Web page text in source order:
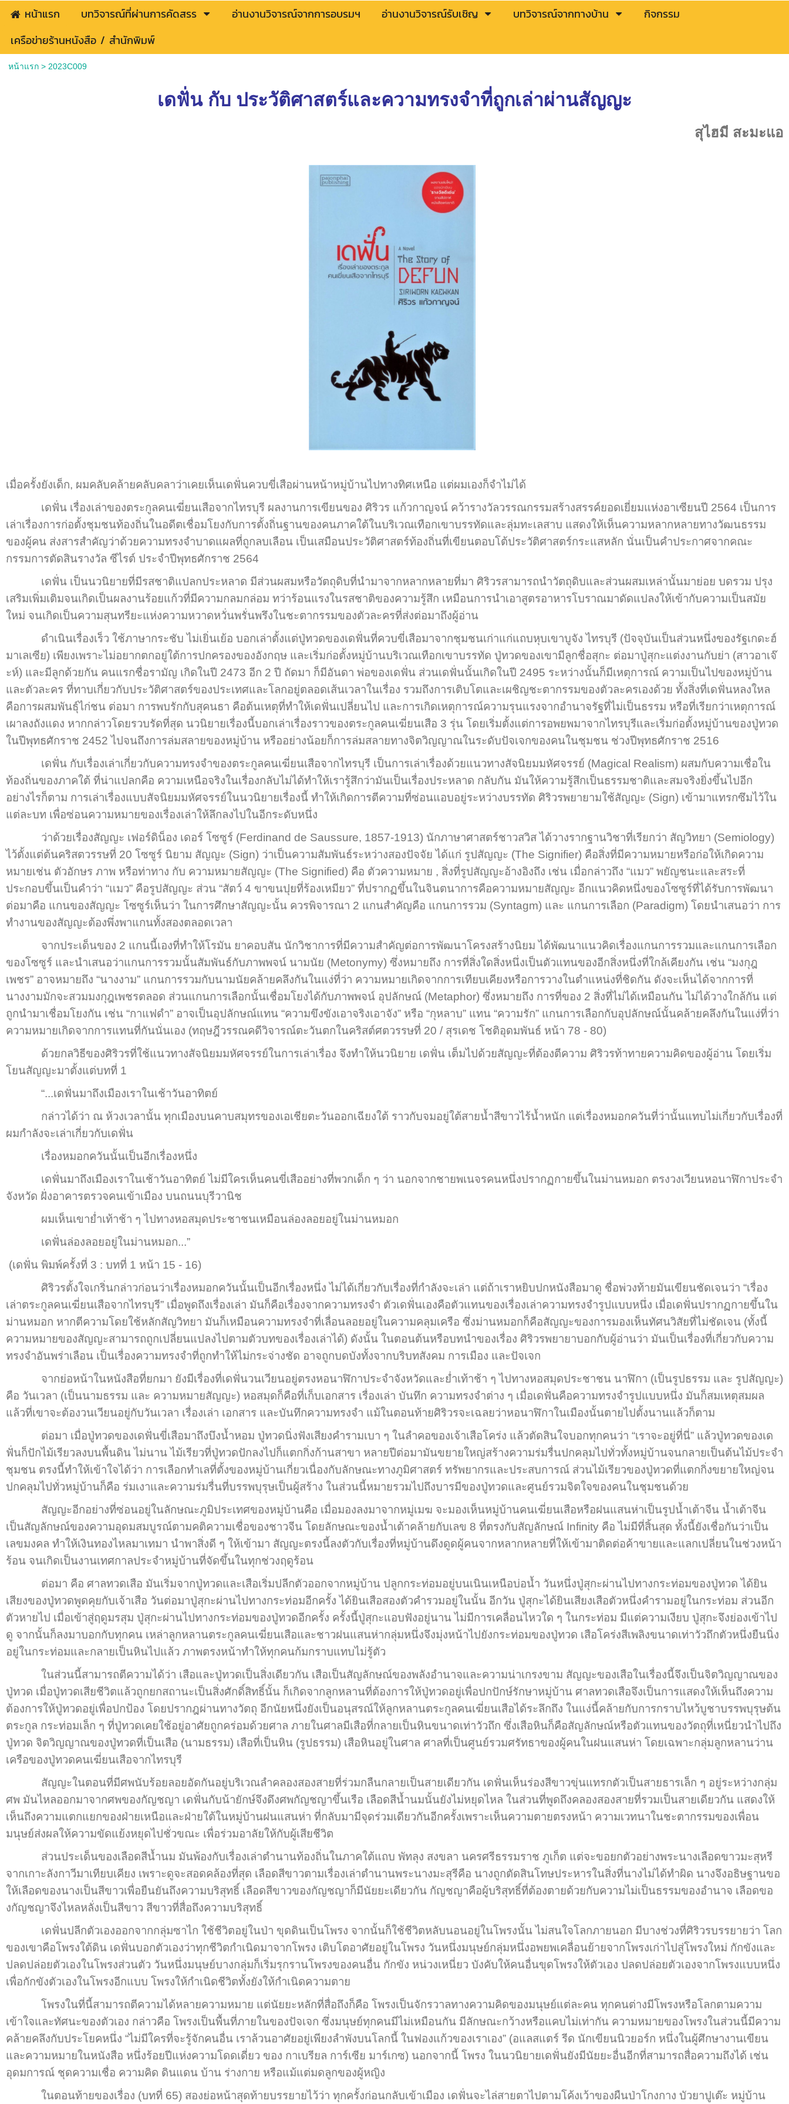
หน้าแรก บทวิจารณ์ที่ผ่านการคัดสรร อ่านงานวิจารณ์จากการอบรมฯ อ่านงานวิจารณ์รับเชิญ บทวิจารณ์จากทางบ้าน
กิจกรรม
เครือข่ายร้านหนังสือ / สำนักพิมพ์
หน้าแรก> 2023C009
เดฟั่น กับ ประวัติศาสตร์และความทรงจำที่ถูกเล่าผ่านสัญญะ
สุไฮมี สะมะแอ
เมื่อครั้งยังเด็ก, ผมคลับคล้ายคลับคลาว่าเคยเห็นเดฟั่นควบขี่เสือผ่านหน้าหมู่บ้านไปทางทิศเหนือ แต่ผมเองก็จำไม่ได้
เดฟั่น เรื่องเล่าของตระกูลคนเฆี่ยนเสือจากไทรบุรี ผลงานการเขียนของ ศิริวร แก้วกาญจน์ คว้ารางวัลวรรณกรรมสร้างสรรค์ยอดเยี่ยมแห่งอาเซียนปี 2564 เป็นการ
เล่าเรื่องการก่อตั้งชุมชนท้องถิ่นในอดีตเชื่อมโยงกับการตั้งถิ่นฐานของคนภาคใต้ในบริเวณเทือกเขาบรรทัดและลุ่มทะเลสาบ แสดงให้เห็นความหลากหลายทางวัฒนธรรม
ของผู้คน ส่งสารสำคัญว่าด้วยความทรงจำบาดแผลที่ถูกลบเลือน เป็นเสมือนประวัติศาสตร์ท้องถิ่นที่เขียนตอบโต้ประวัติศาสตร์กระแสหลัก นั่นเป็นคำประกาศจากคณะ
กรรมการตัดสินรางวัล ซีไรต์ ประจำปีพุทธศักราช 2564
เดฟั่น เป็นนวนิยายที่มีรสชาติแปลกประหลาด มีส่วนผสมหรือวัตถุดิบที่นำมาจากหลากหลายที่มา ศิริวรสามารถนำวัตถุดิบและส่วนผสมเหล่านั้นมาย่อย บดรวม ปรุง
เสริมเพิ่มเติมจนเกิดเป็นผลงานร้อยแก้วที่มีความกลมกล่อม ทว่าร้อนแรงในรสชาติของความรู้สึก เหมือนการนำเอาสูตรอาหารโบราณมาดัดแปลงให้เข้ากับความเป็นสมัย
ใหม่ จนเกิดเป็นความสุนทรียะแห่งความหวาดหวั่นพรั่นพรึงในชะตากรรมของตัวละครที่ส่งต่อมาถึงผู้อ่าน
ดำเนินเรื่องเร็ว ใช้ภาษากระชับ ไม่เยิ่นเย้อ บอกเล่าตั้งแต่ปู่ทวดของเดฟั่นที่ควบขี่เสือมาจากชุมชนเก่าแก่แถบหุบเขาบูจัง ไทรบุรี (ปัจจุบันเป็นส่วนหนึ่งของรัฐเกดะฮ์
มาเลเซีย) เพียงเพราะไม่อยากตกอยู่ใต้การปกครองของอังกฤษ และเริ่มก่อตั้งหมู่บ้านบริเวณเทือกเขาบรรทัด ปู่ทวดของเขามีลูกชื่อสุกะ ต่อมาปู่สุกะแต่งงานกับย่า (สาวอาเจ๊
ะห์) และมีลูกด้วยกัน คนแรกชื่อรามัญ เกิดในปี 2473 อีก 2 ปี ถัดมา ก็มีอันดา พ่อของเดฟั่น ส่วนเดฟั่นนั้นเกิดในปี 2495 ระหว่างนั้นก็มีเหตุการณ์ ความเป็นไปของหมู่บ้าน
และตัวละคร ที่ทาบเกี่ยวกับประวัติศาสตร์ของประเทศและโลกอยู่ตลอดเส้นเวลาในเรื่อง รวมถึงการเติบโตและเผชิญชะตากรรมของตัวละครเองด้วย ทั้งสิ่งที่เดฟั่นหลงใหล
คือการผสมพันธุ์ไก่ชน ต่อมา การพบรักกับสุคนธา คือต้นเหตุที่ทำให้เดฟั่นเปลี่ยนไป และการเกิดเหตุการณ์ความรุนแรงจากอำนาจรัฐที่ไม่เป็นธรรม หรือที่เรียกว่าเหตุการณ์
เผาลงถังแดง หากกล่าวโดยรวบรัดที่สุด นวนิยายเรื่องนี้บอกเล่าเรื่องราวของตระกูลคนเฆี่ยนเสือ 3 รุ่น โดยเริ่มตั้งแต่การอพยพมาจากไทรบุรีและเริ่มก่อตั้งหมู่บ้านของปู่ทวด
ในปีพุทธศักราช 2452 ไปจนถึงการล่มสลายของหมู่บ้าน หรืออย่างน้อยก็การล่มสลายทางจิตวิญญาณในระดับปัจเจกของคนในชุมชน ช่วงปีพุทธศักราช 2516
เดฟั่น กับเรื่องเล่าเกี่ยวกับความทรงจำของตระกูลคนเฆี่ยนเสือจากไทรบุรี เป็นการเล่าเรื่องด้วยแนวทางสัจนิยมมหัศจรรย์ (Magical Realism) ผสมกับความเชื่อใน
ท้องถิ่นของภาคใต้ ที่น่าแปลกคือ ความเหนือจริงในเรื่องกลับไม่ได้ทำให้เรารู้สึกว่ามันเป็นเรื่องประหลาด กลับกัน มันให้ความรู้สึกเป็นธรรมชาติและสมจริงยิ่งขึ้นไปอีก
อย่างไรก็ตาม การเล่าเรื่องแบบสัจนิยมมหัศจรรย์ในนวนิยายเรื่องนี้ ทำให้เกิดการตีความที่ซ่อนแอบอยู่ระหว่างบรรทัด ศิริวรพยายามใช้สัญญะ (Sign) เข้ามาแทรกซึมไว้ใน
แต่ละบท เพื่อซ่อนความหมายของเรื่องเล่าให้ลึกลงไปในอีกระดับหนึ่ง
ว่าด้วยเรื่องสัญญะ เฟอร์ดิน็อง เดอร์ โซซูร์ (Ferdinand de Saussure, 1857-1913) นักภาษาศาสตร์ชาวสวิส ได้วางรากฐานวิชาที่เรียกว่า สัญวิทยา (Semiology)
ไว้ตั้งแต่ต้นคริสตวรรษที่ 20 โซซูร์ นิยาม สัญญะ (Sign) ว่าเป็นความสัมพันธ์ระหว่างสองปัจจัย ได้แก่ รูปสัญญะ (The Signifier) คือสิ่งที่มีความหมายหรือก่อให้เกิดความ
หมายเช่น ตัวอักษร ภาพ หรือท่าทาง กับ ความหมายสัญญะ (The Signified) คือ ตัวความหมาย , สิ่งที่รูปสัญญะอ้างอิงถึง เช่น เมื่อกล่าวถึง “แมว” พยัญชนะและสระที่
ประกอบขึ้นเป็นคำว่า “แมว” คือรูปสัญญะ ส่วน “สัตว์ 4 ขาขนปุยที่ร้องเหมียว” ที่ปรากฏขึ้นในจินตนาการคือความหมายสัญญะ อีกแนวคิดหนึ่งของโซซูร์ที่ได้รับการพัฒนา
ต่อมาคือ แกนของสัญญะ โซซูร์เห็นว่า ในการศึกษาสัญญะนั้น ควรพิจารณา 2 แกนสำคัญคือ แกนการรวม (Syntagm) และ แกนการเลือก (Paradigm) โดยนำเสนอว่า การ
ทำงานของสัญญะต้องพึ่งพาแกนทั้งสองตลอดเวลา
จากประเด็นของ 2 แกนนี้เองที่ทำให้โรมัน ยาคอบสัน นักวิชาการที่มีความสำคัญต่อการพัฒนาโครงสร้างนิยม ได้พัฒนาแนวคิดเรื่องแกนการรวมและแกนการเลือก
ของโซซูร์ และนำเสนอว่าแกนการรวมนั้นสัมพันธ์กับภาพพจน์ นามนัย (Metonymy) ซึ่งหมายถึง การที่สิ่งใดสิ่งหนึ่งเป็นตัวแทนของอีกสิ่งหนึ่งที่ใกล้เคียงกัน เช่น “มงกุฎ
เพชร” อาจหมายถึง “นางงาม” แกนการรวมกับนามนัยคล้ายคลึงกันในแง่ที่ว่า ความหมายเกิดจากการเทียบเคียงหรือการวางในตำแหน่งที่ชิดกัน ดังจะเห็นได้จากการที่
นางงามมักจะสวมมงกุฎเพชรตลอด ส่วนแกนการเลือกนั้นเชื่อมโยงได้กับภาพพจน์ อุปลักษณ์ (Metaphor) ซึ่งหมายถึง การที่ของ 2 สิ่งที่ไม่ได้เหมือนกัน ไม่ได้วางใกล้กัน แต่
ถูกนำมาเชื่อมโยงกัน เช่น “กาแฟดำ” อาจเป็นอุปลักษณ์แทน “ความขึงขังเอาจริงเอาจัง” หรือ “กุหลาบ” แทน “ความรัก” แกนการเลือกกับอุปลักษณ์นั้นคล้ายคลึงกันในแง่ที่ว่า
ความหมายเกิดจากการแทนที่กันนั่นเอง (ทฤษฎีวรรณคดีวิจารณ์ตะวันตกในคริสต์ศตวรรษที่ 20 / สุรเดช โชติอุดมพันธ์ หน้า 78 - 80)
ด้วยกลวิธีของศิริวรที่ใช้แนวทางสัจนิยมมหัศจรรย์ในการเล่าเรื่อง จึงทำให้นวนิยาย เดฟั่น เต็มไปด้วยสัญญะที่ต้องตีความ ศิริวรท้าทายความคิดของผู้อ่าน โดยเริ่ม
โยนสัญญะมาตั้งแต่บทที่ 1
“...เดฟั่นมาถึงเมืองเราในเช้าวันอาทิตย์
กล่าวได้ว่า ณ ห้วงเวลานั้น ทุกเมืองบนคาบสมุทรของเอเชียตะวันออกเฉียงใต้ ราวกับจมอยู่ใต้สายน้ำสีขาวไร้น้ำหนัก แต่เรื่องหมอกควันที่ว่านั้นแทบไม่เกี่ยวกับเรื่องที่
ผมกำลังจะเล่าเกี่ยวกับเดฟั่น
เรื่องหมอกควันนั้นเป็นอีกเรื่องหนึ่ง
เดฟั่นมาถึงเมืองเราในเช้าวันอาทิตย์ ไม่มีใครเห็นคนขี่เสืออย่างที่พวกเด็ก ๆ ว่า นอกจากชายพเนจรคนหนึ่งปรากฏกายขึ้นในม่านหมอก ตรงวงเวียนหอนาฬิกาประจำ
จังหวัด ฝั่งอาคารตรวจคนเข้าเมือง บนถนนบุรีวานิช
ผมเห็นเขาย่ำเท้าช้า ๆ ไปทางหอสมุดประชาชนเหมือนล่องลอยอยู่ในม่านหมอก
เดฟั่นล่องลอยอยู่ในม่านหมอก...”
(เดฟั่น พิมพ์ครั้งที่ 3 : บทที่ 1 หน้า 15 - 16)
ศิริวรตั้งใจเกริ่นกล่าวก่อนว่าเรื่องหมอกควันนั้นเป็นอีกเรื่องหนึ่ง ไม่ได้เกี่ยวกับเรื่องที่กำลังจะเล่า แต่ถ้าเราหยิบปกหนังสือมาดู ชื่อพ่วงท้ายมันเขียนชัดเจนว่า “เรื่อง
เล่าตระกูลคนเฆี่ยนเสือจากไทรบุรี” เมื่อพูดถึงเรื่องเล่า มันก็คือเรื่องจากความทรงจำ ตัวเดฟั่นเองคือตัวแทนของเรื่องเล่าความทรงจำรูปแบบหนึ่ง เมื่อเดฟั่นปรากฏกายขึ้นใน
ม่านหมอก หากตีความโดยใช้หลักสัญวิทยา มันก็เหมือนความทรงจำที่เลื่อนลอยอยู่ในความคลุมเครือ ซึ่งม่านหมอกก็คือสัญญะของการมองเห็นทัศนวิสัยที่ไม่ชัดเจน (ทั้งนี้
ความหมายของสัญญะสามารถถูกเปลี่ยนแปลงไปตามตัวบทของเรื่องเล่าได้) ดังนั้น ในตอนต้นหรือบทนำของเรื่อง ศิริวรพยายาบอกกับผู้อ่านว่า มันเป็นเรื่องที่เกี่ยวกับความ
ทรงจำอันพร่าเลือน เป็นเรื่องความทรงจำที่ถูกทำให้ไม่กระจ่างชัด อาจถูกบดบังทั้งจากบริบทสังคม การเมือง และปัจเจก
จากย่อหน้าในหนังสือที่ยกมา ยังมีเรื่องที่เดฟั่นวนเวียนอยู่ตรงหอนาฬิกาประจำจังหวัดและย่ำเท้าช้า ๆ ไปทางหอสมุดประชาชน นาฬิกา (เป็นรูปธรรม และ รูปสัญญะ)
คือ วันเวลา (เป็นนามธรรม และ ความหมายสัญญะ) หอสมุดก็คือที่เก็บเอกสาร เรื่องเล่า บันทึก ความทรงจำต่าง ๆ เมื่อเดฟั่นคือความทรงจำรูปแบบหนึ่ง มันก็สมเหตุสมผล
แล้วที่เขาจะต้องวนเวียนอยู่กับวันเวลา เรื่องเล่า เอกสาร และบันทึกความทรงจำ แม้ในตอนท้ายศิริวรจะเฉลยว่าหอนาฬิกาในเมืองนั้นตายไปตั้งนานแล้วก็ตาม
ต่อมา เมื่อปู่ทวดของเดฟั่นขี่เสือมาถึงบึงน้ำหอม ปู่ทวดนิ่งฟังเสียงคำรามเบา ๆ ในลำคอของเจ้าเสือโคร่ง แล้วตัดสินใจบอกทุกคนว่า “เราจะอยู่ที่นี่” แล้วปู่ทวดของเด
ฟั่นก็ปักไม้เรียวลงบนพื้นดิน ไม่นาน ไม้เรียวที่ปู่ทวดปักลงไปก็แตกกิ่งก้านสาขา หลายปีต่อมามันขยายใหญ่สร้างความร่มรื่นปกคลุมไปทั่วทั้งหมู่บ้านจนกลายเป็นต้นไม้ประจำ
ชุมชน ตรงนี้ทำให้เข้าใจได้ว่า การเลือกทำเลที่ตั้งของหมู่บ้านเกี่ยวเนื่องกับลักษณะทางภูมิศาสตร์ ทรัพยากรและประสบการณ์ ส่วนไม้เรียวของปู่ทวดที่แตกกิ่งขยายใหญ่จน
ปกคลุมไปทั่วหมู่บ้านก็คือ ร่มเงาและความร่มรื่นที่บรรพบุรุษเป็นผู้สร้าง ในส่วนนี้หมายรวมไปถึงบารมีของปู่ทวดและศูนย์รวมจิตใจของคนในชุมชนด้วย
สัญญะอีกอย่างที่ซ่อนอยู่ในลักษณะภูมิประเทศของหมู่บ้านคือ เมื่อมองลงมาจากหมู่เมฆ จะมองเห็นหมู่บ้านคนเฆี่ยนเสือหรือฝนแสนห่าเป็นรูปน้ำเต้าจีน น้ำเต้าจีน
เป็นสัญลักษณ์ของความอุดมสมบูรณ์ตามคติความเชื่อของชาวจีน โดยลักษณะของน้ำเต้าคล้ายกับเลข 8 ที่ตรงกับสัญลักษณ์ Infinity คือ ไม่มีที่สิ้นสุด ทั้งนี้ยังเชื่อกันว่าเป็น
เลขมงคล ทำให้เงินทองไหลมาเทมา นำพาสิ่งดี ๆ ให้เข้ามา สัญญะตรงนี้ลงตัวกับเรื่องที่หมู่บ้านดึงดูดผู้คนจากหลากหลายที่ให้เข้ามาติดต่อค้าขายและแลกเปลี่ยนในช่วงหน้า
ร้อน จนเกิดเป็นงานเทศกาลประจำหมู่บ้านที่จัดขึ้นในทุกช่วงฤดูร้อน
ต่อมา คือ ศาลทวดเสือ มันเริ่มจากปู่ทวดและเสือเริ่มปลีกตัวออกจากหมู่บ้าน ปลูกกระท่อมอยู่บนเนินเหนือบ่อน้ำ วันหนึ่งปู่สุกะผ่านไปทางกระท่อมของปู่ทวด ได้ยิน
เสียงของปู่ทวดพูดคุยกับเจ้าเสือ วันต่อมาปู่สุกะผ่านไปทางกระท่อมอีกครั้ง ได้ยินเสือสองตัวคำรวมอยู่ในนั้น อีกวัน ปู่สุกะได้ยินเสียงเสือตัวหนึ่งคำรามอยู่ในกระท่อม ส่วนอีก
ตัวหายไป เมื่อเข้าสู่ฤดูมรสุม ปู่สุกะผ่านไปทางกระท่อมของปู่ทวดอีกครั้ง ครั้งนี้ปู่สุกะแอบฟังอยู่นาน ไม่มีการเคลื่อนไหวใด ๆ ในกระท่อม มีแต่ความเงียบ ปู่สุกะจึงย่องเข้าไป
ดู จากนั้นก็ลงมาบอกกับทุกคน เหล่าลูกหลานตระกูลคนเฆี่ยนเสือและชาวฝนแสนห่ากลุ่มหนึ่งจึงมุ่งหน้าไปยังกระท่อมของปู่ทวด เสือโคร่งสีเพลิงขนาดเท่าวัวถึกตัวหนึ่งยืนนิ่ง
อยู่ในกระท่อมและกลายเป็นหินไปแล้ว ภาพตรงหน้าทำให้ทุกคนก้มกราบแทบไม่รู้ตัว
ในส่วนนี้สามารถตีความได้ว่า เสือและปู่ทวดเป็นสิ่งเดียวกัน เสือเป็นสัญลักษณ์ของพลังอำนาจและความน่าเกรงขาม สัญญะของเสือในเรื่องนี้จึงเป็นจิตวิญญาณของ
ปู่ทวด เมื่อปู่ทวดเสียชีวิตแล้วถูกยกสถานะเป็นสิ่งศักดิ์สิทธิ์นั้น ก็เกิดจากลูกหลานที่ต้องการให้ปู่ทวดอยู่เพื่อปกปักษ์รักษาหมู่บ้าน ศาลทวดเสือจึงเป็นการแสดงให้เห็นถึงความ
ต้องการให้ปู่ทวดอยู่เพื่อปกป้อง โดยปรากฎผ่านทางวัตถุ อีกนัยหนึ่งยังเป็นอนุสรณ์ให้ลูกหลานตระกูลคนเฆี่ยนเสือได้ระลึกถึง ในแง่นี้คล้ายกับการกราบไหว้บูชาบรรพบุรุษต้น
ตระกูล กระท่อมเล็ก ๆ ที่ปู่ทวดเคยใช้อยู่อาศัยถูกคร่อมด้วยศาล ภายในศาลมีเสือที่กลายเป็นหินขนาดเท่าวัวถึก ซึ่งเสือหินก็คือสัญลักษณ์หรือตัวแทนของวัตถุที่เหนี่ยวนำไปถึง
ปู่ทวด จิตวิญญาณของปู่ทวดที่เป็นเสือ (นามธรรม) เสือที่เป็นหิน (รูปธรรม) เสือหินอยู่ในศาล ศาลที่เป็นศูนย์รวมศรัทธาของผู้คนในฝนแสนห่า โดยเฉพาะกลุ่มลูกหลานว่าน
เครือของปู่ทวดคนเฆี่ยนเสือจากไทรบุรี
สัญญะในตอนที่มีศพนับร้อยลอยอัดกันอยู่บริเวณลำคลองสองสายที่ร่วมกลืนกลายเป็นสายเดียวกัน เดฟั่นเห็นร่องสีขาวขุ่นแทรกตัวเป็นสายธารเล็ก ๆ อยู่ระหว่างกลุ่ม
ศพ มันไหลออกมาจากศพของกัญชญา เดฟั่นกับน้ายักษ์จึงดึงศพกัญชญาขึ้นเรือ เลือดสีน้ำนมนั้นยังไม่หยุดไหล ในส่วนที่พูดถึงคลองสองสายที่รวมเป็นสายเดียวกัน แสดงให้
เห็นถึงความแตกแยกของฝ่ายเหนือและฝ่ายใต้ในหมู่บ้านฝนแสนห่า ที่กลับมามีจุดร่วมเดียวกันอีกครั้งเพราะเห็นความตายตรงหน้า ความเวทนาในชะตากรรมของเพื่อน
มนุษย์ส่งผลให้ความขัดแย้งหยุดไปชั่วขณะ เพื่อร่วมอาลัยให้กับผู้เสียชีวิต
ส่วนประเด็นของเลือดสีน้ำนม มันพ้องกับเรื่องเล่าตำนานท้องถิ่นในภาคใต้แถบ พัทลุง สงขลา นครศรีธรรมราช ภูเก็ต แต่จะขอยกตัวอย่างพระนางเลือดขาวมะสุหรี
จากเกาะลังกาวีมาเทียบเคียง เพราะดูจะสอดคล้องที่สุด เลือดสีขาวตามเรื่องเล่าตำนานพระนางมะสุรีคือ นางถูกตัดสินโทษประหารในสิ่งที่นางไม่ได้ทำผิด นางจึงอธิษฐานขอ
ให้เลือดของนางเป็นสีขาวเพื่อยืนยันถึงความบริสุทธิ์ เลือดสีขาวของกัญชญาก็มีนัยยะเดียวกัน กัญชญาคือผู้บริสุทธิ์ที่ต้องตายด้วยกับความไม่เป็นธรรมของอำนาจ เลือดขอ
งกัญชญาจึงไหลหลั่งเป็นสีขาว สีขาวที่สื่อถึงความบริสุทธิ์
เดฟั่นปลีกตัวเองออกจากกลุ่มซาไก ใช้ชีวิตอยู่ในป่า ขุดดินเป็นโพรง จากนั้นก็ใช้ชีวิตหลับนอนอยู่ในโพรงนั้น ไม่สนใจโลกภายนอก มีบางช่วงที่ศิริวรบรรยายว่า โลก
ของเขาคือโพรงใต้ดิน เดฟั่นบอกตัวเองว่าทุกชีวิตกำเนิดมาจากโพรง เติบโตอาศัยอยู่ในโพรง วันหนึ่งมนุษย์กลุ่มหนึ่งอพยพเคลื่อนย้ายจากโพรงเก่าไปสู่โพรงใหม่ กักขังและ
ปลดปล่อยตัวเองในโพรงส่วนตัว วันหนึ่งมนุษย์บางกลุ่มก็เริ่มรุกรานโพรงของคนอื่น กักขัง หน่วงเหนี่ยว บังคับให้คนอื่นขุดโพรงให้ตัวเอง ปลดปล่อยตัวเองจากโพรงแบบหนึ่ง
เพื่อกักขังตัวเองในโพรงอีกแบบ โพรงให้กำเนิดชีวิตทั้งยังให้กำเนิดความตาย
โพรงในที่นี้สามารถตีความได้หลายความหมาย แต่นัยยะหลักที่สื่อถึงก็คือ โพรงเป็นจักรวาลทางความคิดของมนุษย์แต่ละคน ทุกคนต่างมีโพรงหรือโลกตามความ
เข้าใจและทัศนะของตัวเอง กล่าวคือ โพรงเป็นพื้นที่ภายในของปัจเจก ซึ่งมนุษย์ทุกคนมีไม่เหมือนกัน มีลักษณะกว้างหรือแคบไม่เท่ากัน ความหมายของโพรงในส่วนนี้มีความ
คล้ายคลึงกับประโยคหนึ่ง “ไม่มีใครที่จะรู้จักคนอื่น เราล้วนอาศัยอยู่เพียงลำพังบนโลกนี้ ในฟองแก้วของเราเอง” (อแลสแตร์ รีด นักเขียนนิวยอร์ก หนึ่งในผู้ศึกษางานเขียน
และความหมายในหนังสือ หนึ่งร้อยปีแห่งความโดดเดี่ยว ของ กาเบรียล การ์เซีย มาร์เกซ) นอกจากนี้ โพรง ในนวนิยายเดฟั่นยังมีนัยยะอื่นอีกที่สามารถสื่อความถึงได้ เช่น
อุดมการณ์ ชุดความเชื่อ ความคิด ดินแดน บ้าน ร่างกาย หรือแม้แต่มดลูกของผู้หญิง
ในตอนท้ายของเรื่อง (บทที่ 65) สองย่อหน้าสุดท้ายบรรยายไว้ว่า ทุกครั้งก่อนกลับเข้าเมือง เดฟั่นจะไล่สายตาไปตามโค้งเว้าของผืนป่าโกงกาง บัวยาปูเต๊ะ หมู่บ้าน